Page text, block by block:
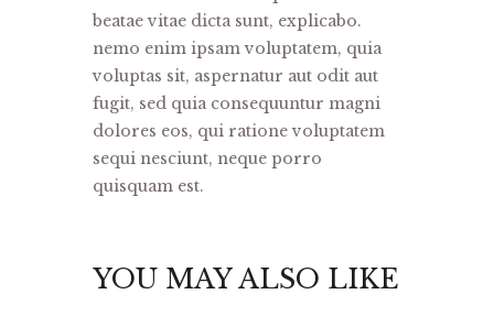
beatae vitae dicta sunt, explicabo.
nemo enim ipsam voluptatem, quia
voluptas sit, aspernatur aut odit aut
fugit, sed quia consequuntur magni
dolores eos, qui ratione voluptatem
sequi nesciunt, neque porro
quisquam est.
YOU MAY ALSO LIKE